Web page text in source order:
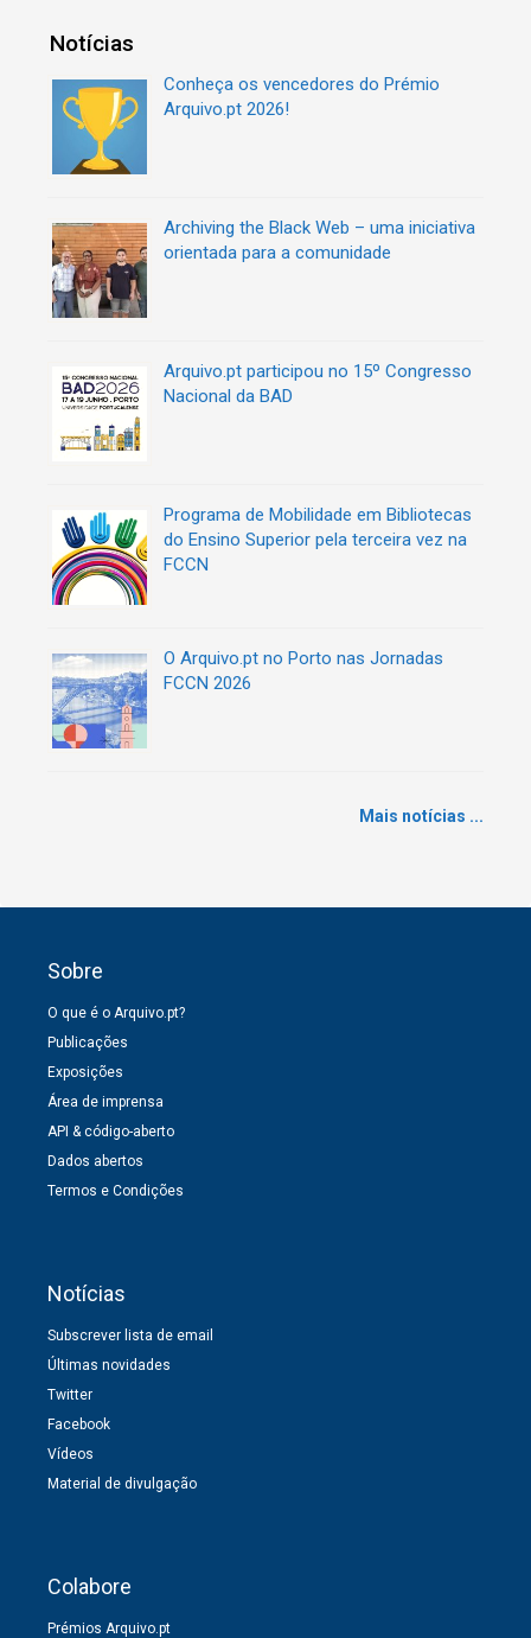
Notícias
Conheça os vencedores do Prémio
Arquivo.pt 2026!
Archiving the Black Web – uma iniciativa
orientada para a comunidade
Arquivo.pt participou no 15º Congresso
Nacional da BAD
Programa de Mobilidade em Bibliotecas
do Ensino Superior pela terceira vez na
FCCN
O Arquivo.pt no Porto nas Jornadas
FCCN 2026
Mais notícias ...
Sobre
O que é o Arquivo.pt?
Publicações
Exposições
Área de imprensa
API & código-aberto
Dados abertos
Termos e Condições
Notícias
Subscrever lista de email
Últimas novidades
Twitter
Facebook
Vídeos
Material de divulgação
Colabore
Prémios Arquivo.pt